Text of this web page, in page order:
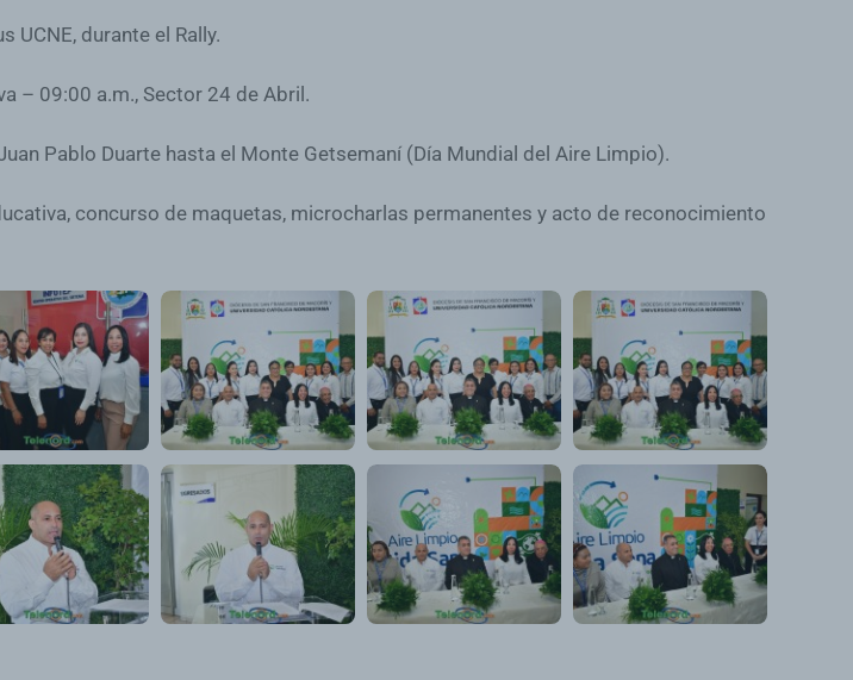
durante el Rally.
– 09:00 a.m., Sector 24 de Abril.
Pablo Duarte hasta el Monte Getsemaní (Día Mundial del Aire Limpio).
concurso de maquetas, microcharlas permanentes y acto de reconocimiento